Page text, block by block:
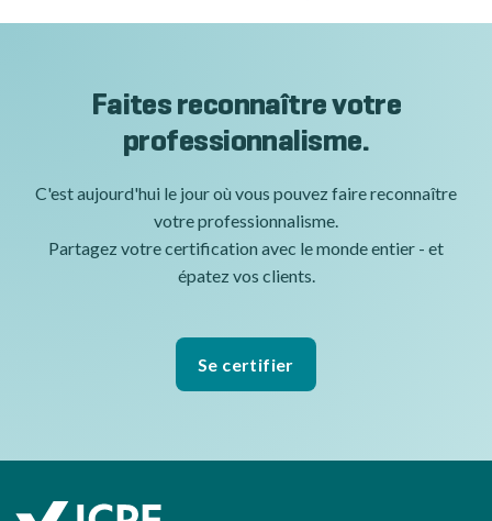
Faites reconnaître votre
professionnalisme.
C'est aujourd'hui le jour où vous pouvez faire reconnaître
votre professionnalisme.
Partagez votre certification avec le monde entier - et
épatez vos clients.
Se certifier